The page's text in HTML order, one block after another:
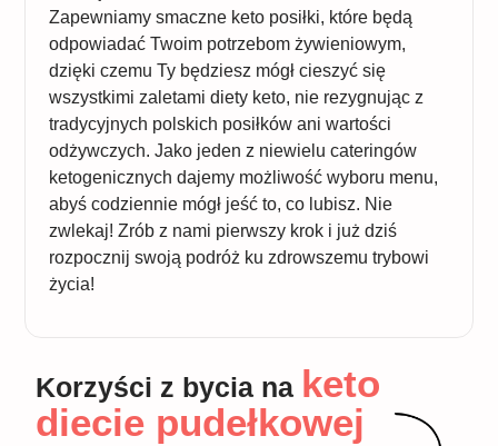
Zapewniamy smaczne keto posiłki, które będą
odpowiadać Twoim potrzebom żywieniowym,
dzięki czemu Ty będziesz mógł cieszyć się
wszystkimi zaletami diety keto, nie rezygnując z
tradycyjnych polskich posiłków ani wartości
odżywczych. Jako jeden z niewielu cateringów
ketogenicznych dajemy możliwość wyboru menu,
abyś codziennie mógł jeść to, co lubisz. Nie
zwlekaj! Zrób z nami pierwszy krok i już dziś
rozpocznij swoją podróż ku zdrowszemu trybowi
życia!
Korzyści z bycia na keto
diecie pudełkowej